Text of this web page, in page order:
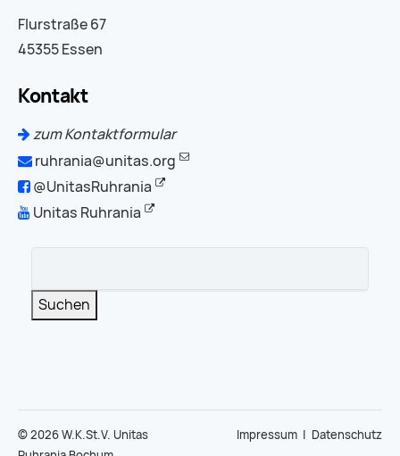
Flurstraße 67
45355 Essen
Kontakt
zum Kontaktformular
ruhrania@unitas.org
@UnitasRuhrania
Unitas Ruhrania
Suchen
© 2026 W.K.St.V. Unitas
Impressum | Datenschutz